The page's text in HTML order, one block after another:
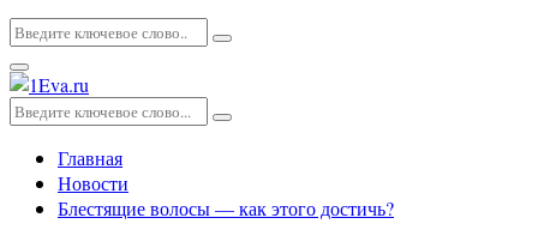
Искать:
Поиск
Основное
меню
Искать:
Поиск
Главная
Новости
Блестящие волосы — как этого достичь?